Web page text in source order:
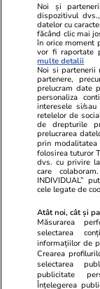
Ringier
Libertatea pentru
Unica.ro
Program TV
Avantaje
Pariază
Jocurile
© 2026
Noi și
dispozitivul
datelor cu
făcând clic mai
în orice moment
vor fi raportate
multe detalii
Noi si partenerii
partenere,
prelucram date
personaliza
interesele si/
retelelor de
de drepturile
prelucrarea
prin
folosirea tuturor
dvs. cu privire
care
INDIVIDUAL”
cele legate de
Atât noi, cât și
Măsurarea
selectarea
informațiilor de
Crearea
selectarea
publicitate
Înțelegerea